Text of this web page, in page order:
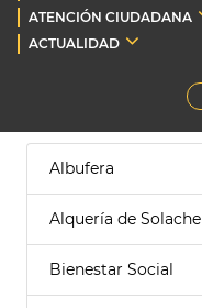
ATENCIÓN CIUDADANA
ACTUALIDAD
Albufera
Alquería de Solache
Bienestar Social